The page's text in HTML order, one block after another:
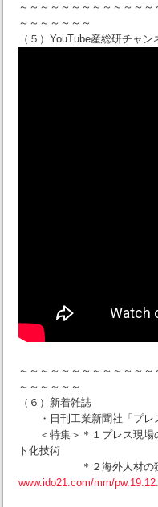
～～～～～～～～～～～～
～～～～～～～
（５）YouTube産総研チャン
～～～～～～～～～～～～
～～～～～～
（６）新着雑誌
・日刊工業新聞社「プレ
＜特集＞＊１プレス現場
ト化技術
＊２海外人材の獲得
www.ido21.com/mm/